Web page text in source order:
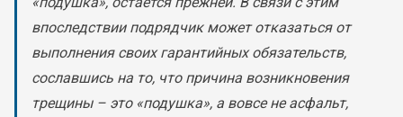
впоследствии подрядчик может отказаться от
выполнения своих гарантийных обязательств,
сославшись на то, что причина возникновения
трещины – это «подушка», а вовсе не асфальт,